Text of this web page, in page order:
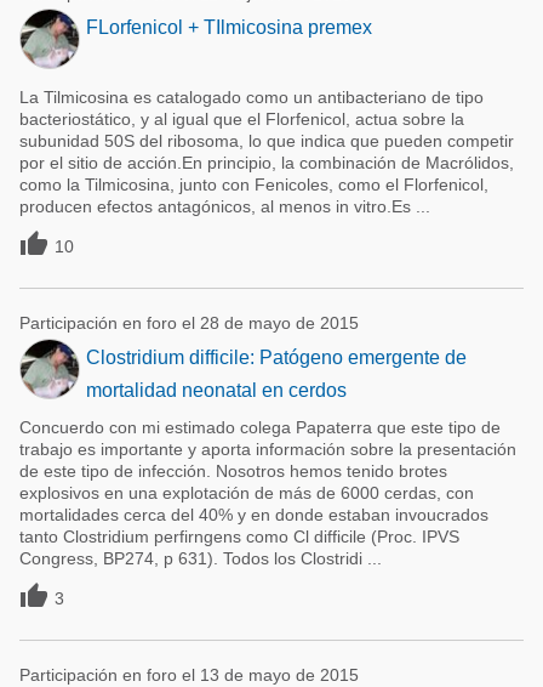
FLorfenicol + TIlmicosina premex
La Tilmicosina es catalogado como un antibacteriano de tipo
bacteriostático, y al igual que el Florfenicol, actua sobre la
subunidad 50S del ribosoma, lo que indica que pueden competir
por el sitio de acción.En principio, la combinación de Macrólidos,
como la Tilmicosina, junto con Fenicoles, como el Florfenicol,
producen efectos antagónicos, al menos in vitro.Es ...
 10
Participación en foro el 28 de mayo de 2015
Clostridium difficile: Patógeno emergente de
mortalidad neonatal en cerdos
Concuerdo con mi estimado colega Papaterra que este tipo de
trabajo es importante y aporta información sobre la presentación
de este tipo de infección. Nosotros hemos tenido brotes
explosivos en una explotación de más de 6000 cerdas, con
mortalidades cerca del 40% y en donde estaban invoucrados
tanto Clostridium perfirngens como Cl difficile (Proc. IPVS
Congress, BP274, p 631). Todos los Clostridi ...
 3
Participación en foro el 13 de mayo de 2015